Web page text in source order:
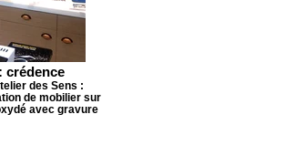
crédence
des Sens :
de mobilier sur
avec gravure